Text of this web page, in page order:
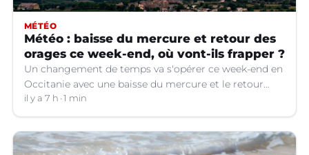
MÉTÉO
Météo : baisse du mercure et retour des
orages ce week-end, où vont-ils frapper ?
Un changement de temps va s'opérer ce week-end en
Occitanie avec une baisse du mercure et le retour
d'orages dans certains départements.
il y a 7 h 1 min